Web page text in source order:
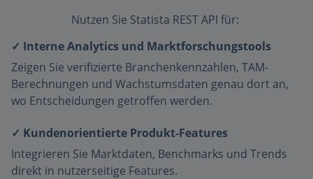
Nutzen Sie Statista REST API für:
✓ Interne Analytics und Marktforschungstools
Zeigen Sie verifizierte Branchenkennzahlen, TAM-
Berechnungen und Wachstumsdaten genau dort an,
wo Entscheidungen getroffen werden.
✓ Kundenorientierte Produkt-Features
Integrieren Sie Marktdaten, Benchmarks und Trends
direkt in nutzerseitige Features.